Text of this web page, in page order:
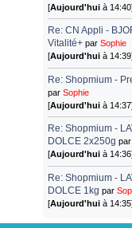
[Aujourd'hui à
Re: CN Appli -
Vitalité+ parSophie
[Aujourd'hui à
Re: Shopmium -
parSophie
[Aujourd'hui à
Re: Shopmium -
DOLCE 2x250g
[Aujourd'hui à
Re: Shopmium -
DOLCE 1kg par
[Aujourd'hui à